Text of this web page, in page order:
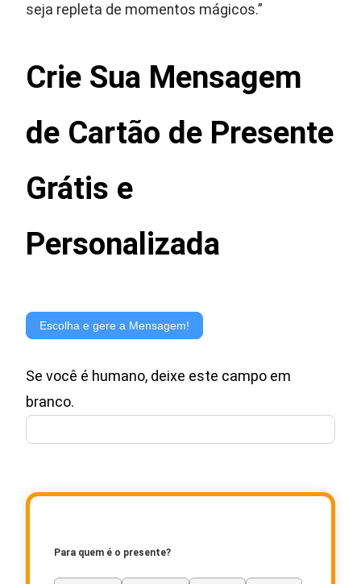
seja repleta de momentos mágicos.”
Crie Sua Mensagem
de Cartão de Presente
Grátis e
Personalizada
de
para
Cartão
Escolha e gere a Mensagem!
Se você é humano, deixe este campo em
branco.
Para quem é o presente?